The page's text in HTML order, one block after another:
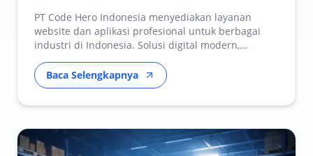
PT Code Hero Indonesia menyediakan layanan
website dan aplikasi profesional untuk berbagai
industri di Indonesia. Solusi digital modern,
Baca Selengkapnya